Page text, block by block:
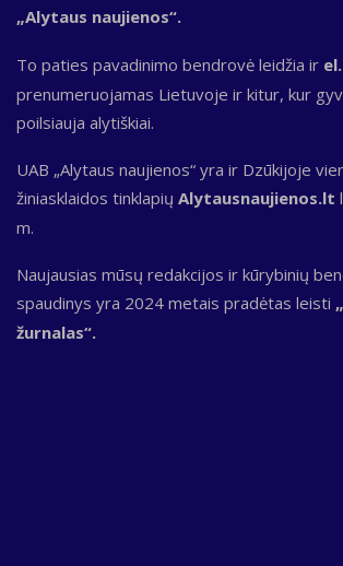
„Alytaus naujienos“.
To paties pavadinimo bendrovė leidžia ir
prenumeruojamas Lietuvoje ir kitur, kur
poilsiauja alytiškiai.
UAB „Alytaus naujienos“ yra ir Dzūkijoje
žiniasklaidos tinklapių Alytausnaujienos.lt
m.
Naujausias mūsų redakcijos ir kūrybinių
spaudinys yra 2024 metais pradėtas leisti
žurnalas“.